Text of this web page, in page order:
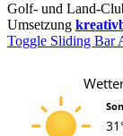
Golf- und Land-
Umsetzung
Toggle Sliding Bar